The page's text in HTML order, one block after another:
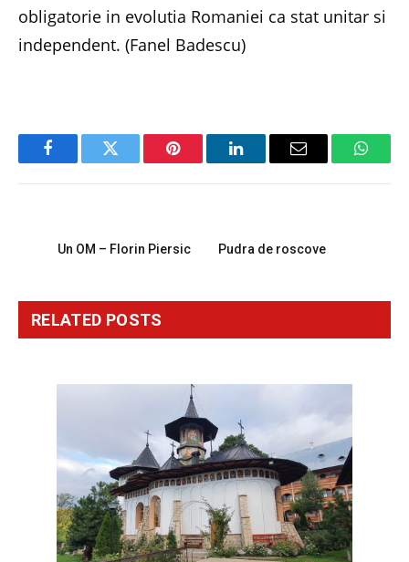
obligatorie in evolutia Romaniei ca stat unitar si
independent. (Fanel Badescu)
FacebookTwitter Pinterest LinkedInEmail
Un OM – Florin Piersic Pudra de roscove
RELATED POSTS